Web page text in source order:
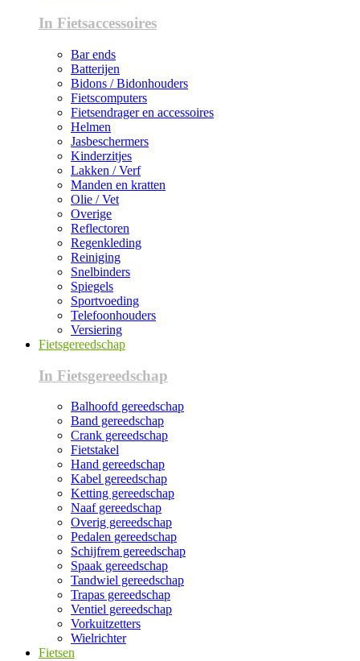
In Fietsaccessoires
Bar ends
Batterijen
Bidons / Bidonhouders
Fietscomputers
Fietsendrager en accessoires
Helmen
Jasbeschermers
Kinderzitjes
Lakken / Verf
Manden en kratten
Olie / Vet
Overige
Reflectoren
Regenkleding
Reiniging
Snelbinders
Spiegels
Sportvoeding
Telefoonhouders
Versiering
Fietsgereedschap
In Fietsgereedschap
Balhoofd gereedschap
Band gereedschap
Crank gereedschap
Fietstakel
Hand gereedschap
Kabel gereedschap
Ketting gereedschap
Naaf gereedschap
Overig gereedschap
Pedalen gereedschap
Schijfrem gereedschap
Spaak gereedschap
Tandwiel gereedschap
Trapas gereedschap
Ventiel gereedschap
Vorkuitzetters
Wielrichter
Fietsen